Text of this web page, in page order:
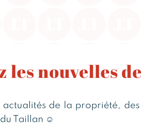
les nouvelles
de la propriété,
Taillan ☺️